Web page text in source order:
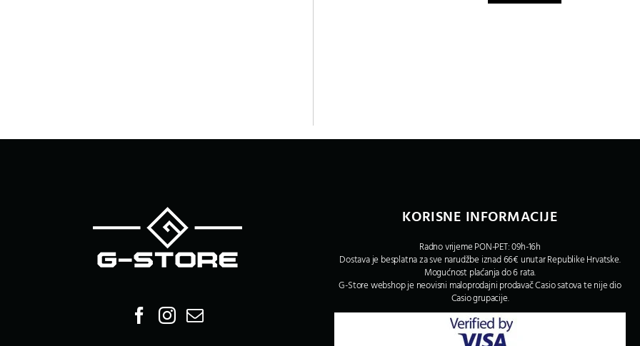
KORISNE INFORMACIJE
Radno vrijeme PON-PET: 09h-16h
Dostava je besplatna za sve narudžbe iznad 66€ unutar Republike Hrvatske.
Mogućnost plaćanja do 6 rata.
G-Store webshop je neovisni maloprodajni prodavač Casio satova te nije dio
Casio grupacije.